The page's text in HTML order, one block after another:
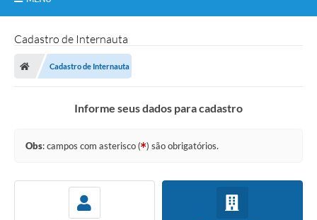
Notícias
Cadastro de Internauta
Cadastro de Internauta
Informe seus dados para cadastro
Obs: campos com asterisco ( ) são obrigatórios.